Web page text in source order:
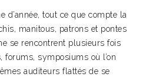
d’année, tout ce que compte la
manitous, patrons et pontes
se rencontrent plusieurs fois
forums, symposiums où l’on
auditeurs flattés de se